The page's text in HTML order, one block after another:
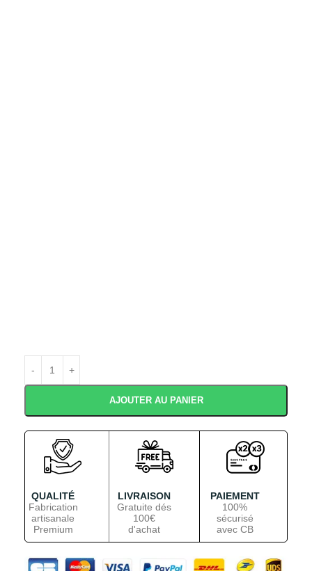
AJOUTER AU PANIER
QUALITÉ
Fabrication
artisanale
Premium
LIVRAISON
Gratuite dés
100€
d'achat
PAIEMENT
100%
sécurisé
avec CB